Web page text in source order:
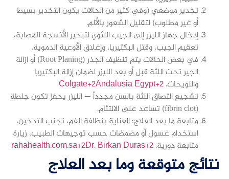
تخدير موضعي (وفي كثير من الحالات يكون التخدير بسيط
أو غير مطلوب) لتقليل الشعور بالألم.
إدخال جهاز الليزر إلى الجيب اللثوي لتبخير الأنسجة المصابة،
تعقيم الجيب، وقتل البكتيريا، وإغلاق الأوعية الدموية.
في بعض الحالات يتم تنظيف الجذر (Root Planing) أو ازالة
الجير تحت اللثة قبل أو بعد الليزر لضمان إزالة البكتيريا
واللويحات.Colgate+2Andalusia Egypt+2
تشجيع التصاق اللثة بالسن مجدداً — الليزر يحفز تكون جلطة
(fibrin clot) تساعد على الالتئام.
متابعة ما بعد العلاج: العناية بنظافة الفم، تجنب التدخين،
استخدام غسول أو مضمضات حسب توجيهات الطبيب، زيارة
متابعة دورية.rahahealth.com.sa+2Dr. Birkan Duras+2
نتائج متوقعة وما بعد العلاج